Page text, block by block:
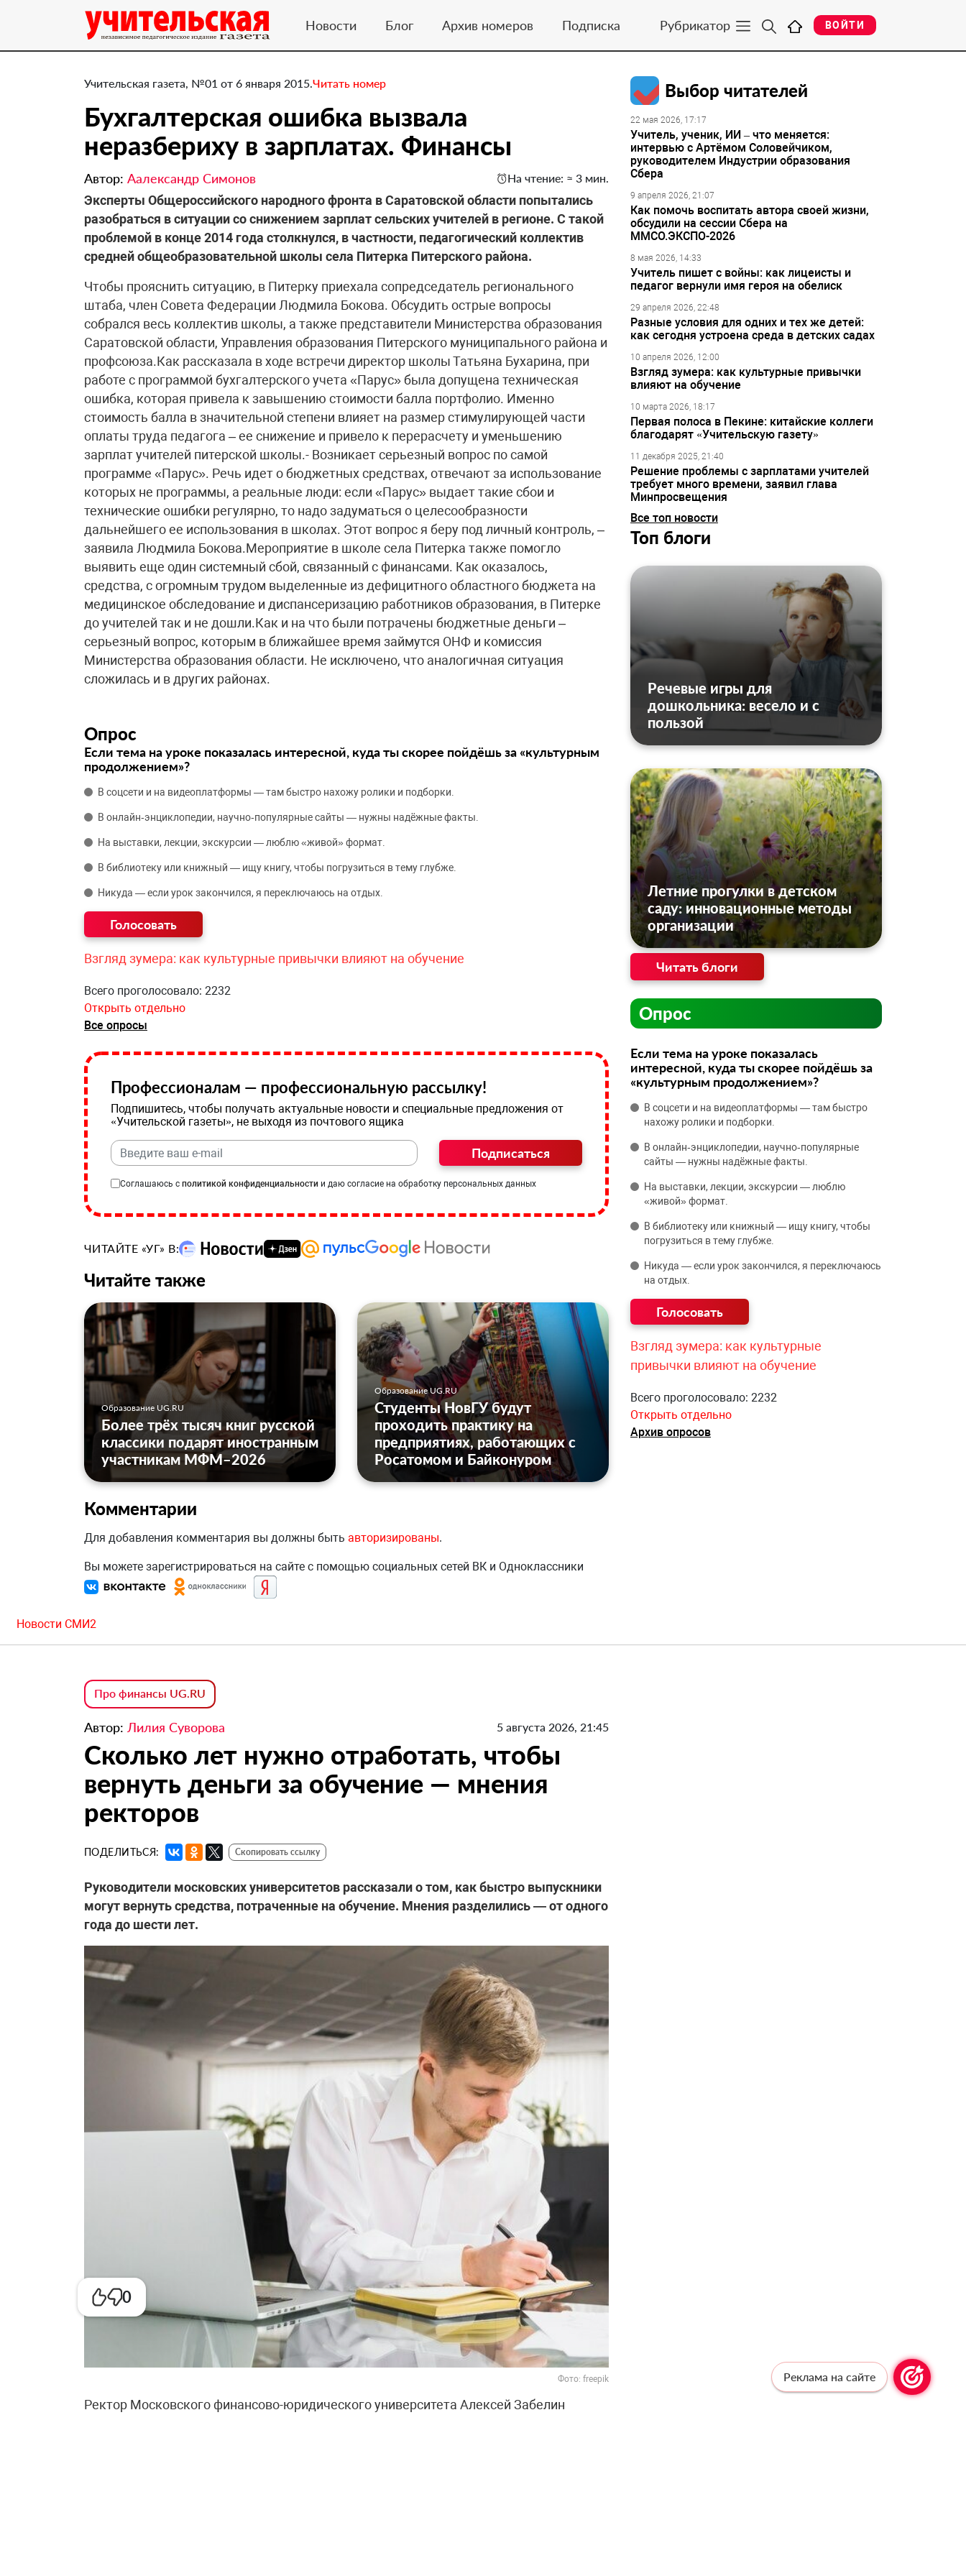
Новости Блог Архив номеров Подписка Рубрикатор ВОЙТИ
0
Учительская газета, №01 от 6 января 2015.Читать номер
Бухгалтерская ошибка вызвала
неразбериху в зарплатах. Финансы
Автор: Аалександр Симонов На чтение: ≈ 3 мин.
Эксперты Общероссийского народного фронта в Саратовской области попытались
разобраться в ситуации со снижением зарплат сельских учителей в регионе. С такой
проблемой в конце 2014 года столкнулся, в частности, педагогический коллектив
средней общеобразовательной школы села Питерка Питерского района.
Чтобы прояснить ситуацию, в Питерку приехала сопредседатель регионального
штаба, член Совета Федерации Людмила Бокова. Обсудить острые вопросы
собрался весь коллектив школы, а также представители Министерства образования
Саратовской области, Управления образования Питерского муниципального района и
профсоюза.Как рассказала в ходе встречи директор школы Татьяна Бухарина, при
работе с программой бухгалтерского учета «Парус» была допущена техническая
ошибка, которая привела к завышению стоимости балла портфолио. Именно
стоимость балла в значительной степени влияет на размер стимулирующей части
оплаты труда педагога – ее снижение и привело к перерасчету и уменьшению
зарплат учителей питерской школы.- Возникает серьезный вопрос по самой
программе «Парус». Речь идет о бюджетных средствах, отвечают за использование
которых не программы, а реальные люди: если «Парус» выдает такие сбои и
технические ошибки регулярно, то надо задуматься о целесообразности
дальнейшего ее использования в школах. Этот вопрос я беру под личный контроль, –
заявила Людмила Бокова.Мероприятие в школе села Питерка также помогло
выявить еще один системный сбой, связанный с финансами. Как оказалось,
средства, с огромным трудом выделенные из дефицитного областного бюджета на
медицинское обследование и диспансеризацию работников образования, в Питерке
до учителей так и не дошли.Как и на что были потрачены бюджетные деньги –
серьезный вопрос, которым в ближайшее время займутся ОНФ и комиссия
Министерства образования области. Не исключено, что аналогичная ситуация
сложилась и в других районах.
Опрос
Если тема на уроке показалась интересной, куда ты скорее пойдёшь за «культурным
продолжением»?
В соцсети и на видеоплатформы — там быстро нахожу ролики и подборки.
В онлайн‑энциклопедии, научно‑популярные сайты — нужны надёжные факты.
На выставки, лекции, экскурсии — люблю «живой» формат.
В библиотеку или книжный — ищу книгу, чтобы погрузиться в тему глубже.
Никуда — если урок закончился, я переключаюсь на отдых.
Взгляд зумера: как культурные привычки влияют на обучение
Всего проголосовало: 2232
Открыть отдельно
Все опросы
Профессионалам — профессиональную рассылку!
Подпишитесь, чтобы получать актуальные новости и специальные предложения от
«Учительской газеты», не выходя из почтового ящика
Подписаться
Соглашаюсь с политикой конфиденциальности и даю согласие на обработку персональных данных
ЧИТАЙТЕ «УГ» В:
Читайте также
Образование UG.RU
Более трёх тысяч книг русской
классики подарят иностранным
участникам МФМ–2026
Образование UG.RU
Студенты НовГУ будут
проходить практику на
предприятиях, работающих с
Росатомом и Байконуром
Комментарии
Для добавления комментария вы должны быть авторизированы.
Вы можете зарегистрироваться на сайте с помощью социальных сетей ВК и Одноклассники
Выбор читателей
22 мая 2026, 17:17
Учитель, ученик, ИИ – что меняется:
интервью с Артёмом Соловейчиком,
руководителем Индустрии образования
Сбера
9 апреля 2026, 21:07
Как помочь воспитать автора своей жизни,
обсудили на сессии Сбера на
ММСО.ЭКСПО-2026
8 мая 2026, 14:33
Учитель пишет с войны: как лицеисты и
педагог вернули имя героя на обелиск
29 апреля 2026, 22:48
Разные условия для одних и тех же детей:
как сегодня устроена среда в детских садах
10 апреля 2026, 12:00
Взгляд зумера: как культурные привычки
влияют на обучение
10 марта 2026, 18:17
Первая полоса в Пекине: китайские коллеги
благодарят «Учительскую газету»
11 декабря 2025, 21:40
Решение проблемы с зарплатами учителей
требует много времени, заявил глава
Минпросвещения
Все топ новости
Топ блоги
Речевые игры для
дошкольника: весело и с
пользой
Летние прогулки в детском
саду: инновационные методы
организации
Читать блоги
Опрос
Если тема на уроке показалась
интересной, куда ты скорее пойдёшь за
«культурным продолжением»?
В соцсети и на видеоплатформы — там быстро
нахожу ролики и подборки.
В онлайн‑энциклопедии, научно‑популярные
сайты — нужны надёжные факты.
На выставки, лекции, экскурсии — люблю
«живой» формат.
В библиотеку или книжный — ищу книгу, чтобы
погрузиться в тему глубже.
Никуда — если урок закончился, я переключаюсь
на отдых.
Взгляд зумера: как культурные
привычки влияют на обучение
Всего проголосовало: 2232
Открыть отдельно
Архив опросов
Новости СМИ2
Про финансы UG.RU
Автор: Лилия Суворова 5 августа 2026, 21:45
Сколько лет нужно отработать, чтобы
вернуть деньги за обучение — мнения
ректоров
ПОДЕЛИТЬСЯ: Скопировать ссылку
Руководители московских университетов рассказали о том, как быстро выпускники
могут вернуть средства, потраченные на обучение. Мнения разделились — от одного
года до шести лет.
Фото: freepik
Ректор Московского финансово-юридического университета Алексей Забелин
Реклама на сайте